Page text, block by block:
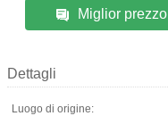
Miglior prezzo
Dettagli
Luogo di origine: